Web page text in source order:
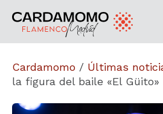
Cardamomo / Últimas
la figura del baile «El Güito»